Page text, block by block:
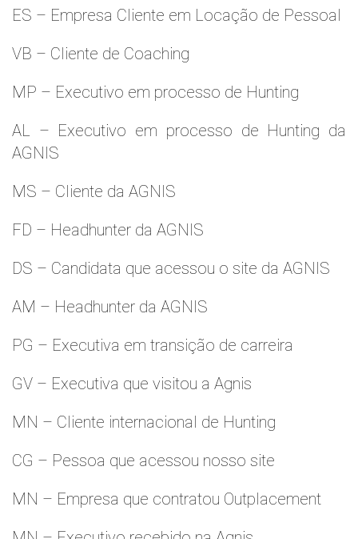
ES – Empresa Cliente em Locação de Pessoal
VB – Cliente de Coaching
MP – Executivo em processo de Hunting
AL – Executivo em processo de Hunting da
AGNIS
MS – Cliente da AGNIS
FD – Headhunter da AGNIS
DS – Candidata que acessou o site da AGNIS
AM – Headhunter da AGNIS
PG – Executiva em transição de carreira
GV – Executiva que visitou a Agnis
MN – Cliente internacional de Hunting
CG – Pessoa que acessou nosso site
MN – Empresa que contratou Outplacement